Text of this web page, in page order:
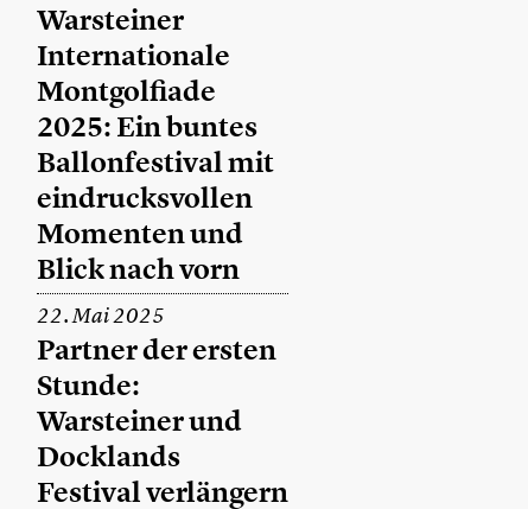
Warsteiner
Internationale
Montgolfiade
2025: Ein buntes
Ballonfestival mit
eindrucksvollen
Momenten und
Blick nach vorn
22. Mai 2025
Partner der ersten
Stunde:
Warsteiner und
Docklands
Festival verlängern